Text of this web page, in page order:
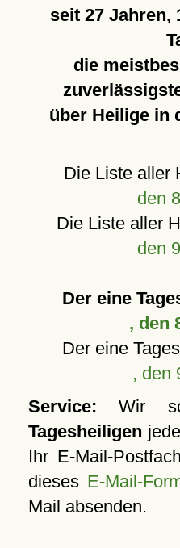
seit 27 Jahren,
die
über Heilige in
Die Liste aller
den
Die Liste aller
den
Der eine
, den
Der eine
, den
Service: Wir
Tagesheiligen
Ihr E-Mail-
dieses E-Mail-
Mail absenden.